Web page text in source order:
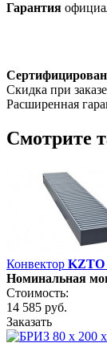
Гарантия
Скидка при заказе
Расширенная
Смотрите
Конвектор KZTO
Номинальная
Стоимость:
14 585 руб.
Заказать